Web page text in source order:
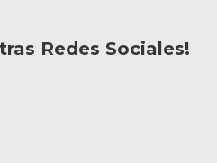
Redes Sociales!